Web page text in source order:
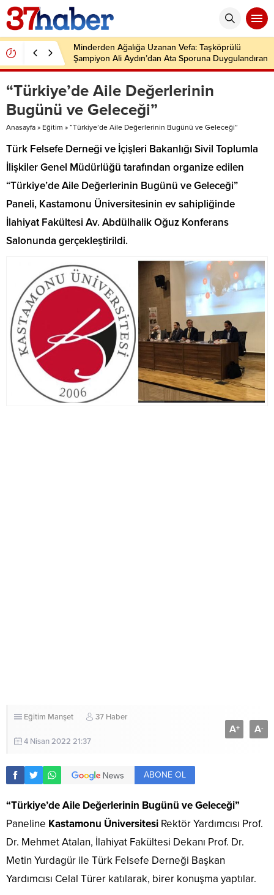
Minderden Ağalığa Uzanan Vefa: Taşköprülü
Şampiyon Ali Aydın’dan Ata Sporuna Duygulandıran
Dönüş
“Türkiye’de Aile Değerlerinin
Bugünü ve Geleceği”
Anasayfa » Eğitim » “Türkiye’de Aile Değerlerinin Bugünü ve Geleceği”
Türk Felsefe Derneği ve İçişleri Bakanlığı Sivil Toplumla
İlişkiler Genel Müdürlüğü tarafından organize edilen
“Türkiye’de Aile Değerlerinin Bugünü ve Geleceği”
Paneli, Kastamonu Üniversitesinin ev sahipliğinde
İlahiyat Fakültesi Av. Abdülhalik Oğuz Konferans
Salonunda gerçekleştirildi.
Eğitim Manşet 37 Haber
4 Nisan 2022 21:37
A+ A-
ABONE OL
“Türkiye’de Aile Değerlerinin Bugünü ve Geleceği”
Paneline Kastamonu Üniversitesi Rektör Yardımcısı Prof.
Dr. Mehmet Atalan, İlahiyat Fakültesi Dekanı Prof. Dr.
Metin Yurdagür ile Türk Felsefe Derneği Başkan
Yardımcısı Celal Türer katılarak, birer konuşma yaptılar.